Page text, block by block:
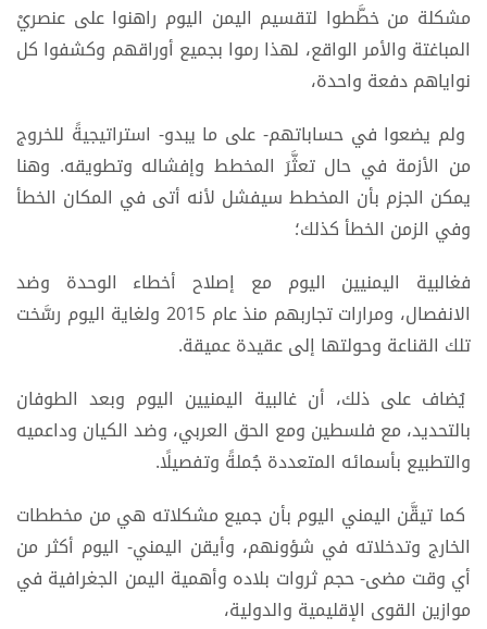
مشكلة من خطَّطوا لتقسيم اليمن اليوم راهنوا على عنصريْ
المباغتة والأمر الواقع، لهذا رموا بجميع أوراقهم وكشفوا كل
نواياهم دفعة واحدة،
ولم يضعوا في حساباتهم- على ما يبدو- استراتيجيةً للخروج
من الأزمة في حال تعثَّرَ المخطط وإفشاله وتطويقه. وهنا
يمكن الجزم بأن المخطط سيفشل لأنه أتى في المكان الخطأ
وفي الزمن الخطأ كذلك؛
فغالبية اليمنيين اليوم مع إصلاح أخطاء الوحدة وضد
الانفصال، ومرارات تجاربهم منذ عام 2015 ولغاية اليوم رسَّخت
تلك القناعة وحولتها إلى عقيدة عميقة.
يُضاف على ذلك، أن غالبية اليمنيين اليوم وبعد الطوفان
بالتحديد، مع فلسطين ومع الحق العربي، وضد الكيان وداعميه
والتطبيع بأسمائه المتعددة جُملةً وتفصيلًا.
كما تيقَّن اليمني اليوم بأن جميع مشكلاته هي من مخططات
الخارج وتدخلاته في شؤونهم، وأيقن اليمني- اليوم أكثر من
أي وقت مضى- حجم ثروات بلاده وأهمية اليمن الجغرافية في
موازين القوى الإقليمية والدولية،